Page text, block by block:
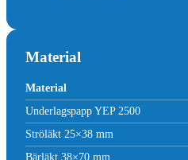
Material
Material
Underlagspapp YEP 2500
Ströläkt 25×38 mm
Bärläkt 38×70 mm